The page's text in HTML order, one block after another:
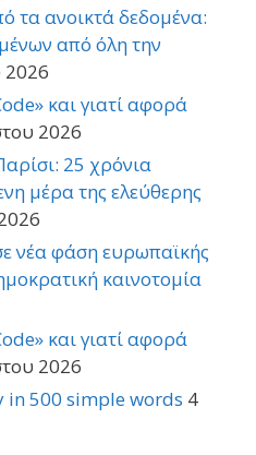
τα ανοικτά δεδομένα:
από όλη την
2026
και γιατί αφορά
2026
25 χρόνια
μέρα της ελεύθερης
νέα φάση ευρωπαϊκής
καινοτομία
και γιατί αφορά
2026
in 500 simple words 4